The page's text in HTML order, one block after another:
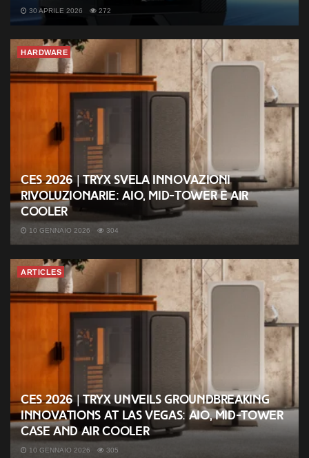
30 APRILE 2026 272
HARDWARE
CES 2026 | TRYX svela innovazioni
rivoluzionarie: AIO, mid-tower e air
cooler
10 GENNAIO 2026 304
ARTICLES
CES 2026 | TRYX unveils groundbreaking
innovations at Las Vegas: AIO, mid-tower
case and air cooler
10 GENNAIO 2026 305